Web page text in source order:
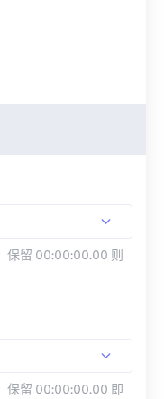
保留 00:00:00.00 则
保留 00:00:00.00 即